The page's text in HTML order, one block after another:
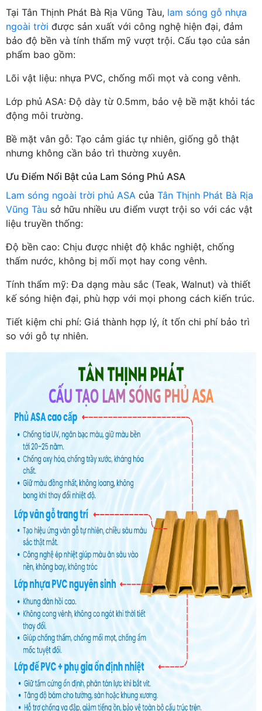
Tại Tân Thịnh Phát Bà Rịa Vũng Tàu, lam sóng gỗ nhựa
ngoài trời được sản xuất với công nghệ hiện đại, đảm
bảo độ bền và tính thẩm mỹ vượt trội. Cấu tạo của sản
phẩm bao gồm:
Lõi vật liệu: nhựa PVC, chống mối mọt và cong vênh.
Lớp phủ ASA: Độ dày từ 0.5mm, bảo vệ bề mặt khỏi tác
động môi trường.
Bề mặt vân gỗ: Tạo cảm giác tự nhiên, giống gỗ thật
nhưng không cần bảo trì thường xuyên.
Ưu Điểm Nổi Bật của Lam Sóng Phủ ASA
Lam sóng ngoài trời phủ ASA của Tân Thịnh Phát Bà Rịa
Vũng Tàu sở hữu nhiều ưu điểm vượt trội so với các vật
liệu truyền thống:
Độ bền cao: Chịu được nhiệt độ khắc nghiệt, chống
thấm nước, không bị mối mọt hay cong vênh.
Tính thẩm mỹ: Đa dạng màu sắc (Teak, Walnut) và thiết
kế sóng hiện đại, phù hợp với mọi phong cách kiến trúc.
Tiết kiệm chi phí: Giá thành hợp lý, ít tốn chi phí bảo trì
so với gỗ tự nhiên.